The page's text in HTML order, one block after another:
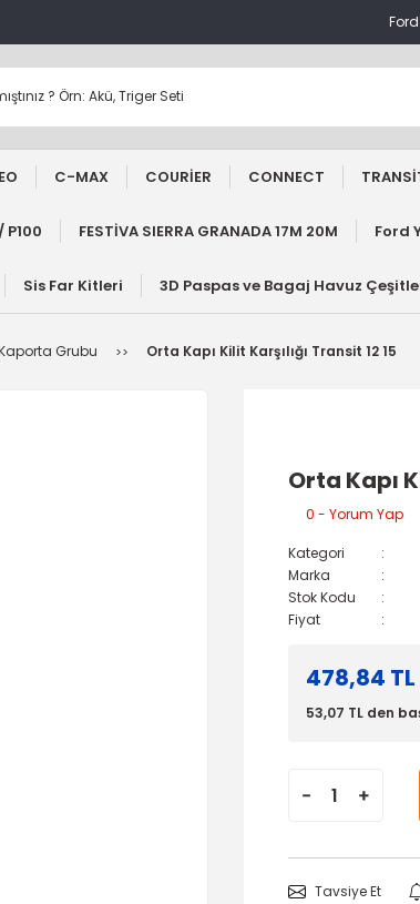
C-MAX COURİER CONNECT
P100 FESTİVA SIERRA GRANADA 17M 20M Ford
Sis Far Kitleri 3D Paspas ve Bagaj Havuz
Grubu Orta Kapı Kilit Karşılığı Transit 12 15
Orta Kapı
0 - Yorum Yap
Kategori
Marka
Stok Kodu
Fiyat
478,84 TL
53,07 TL den
Tavsiye Et